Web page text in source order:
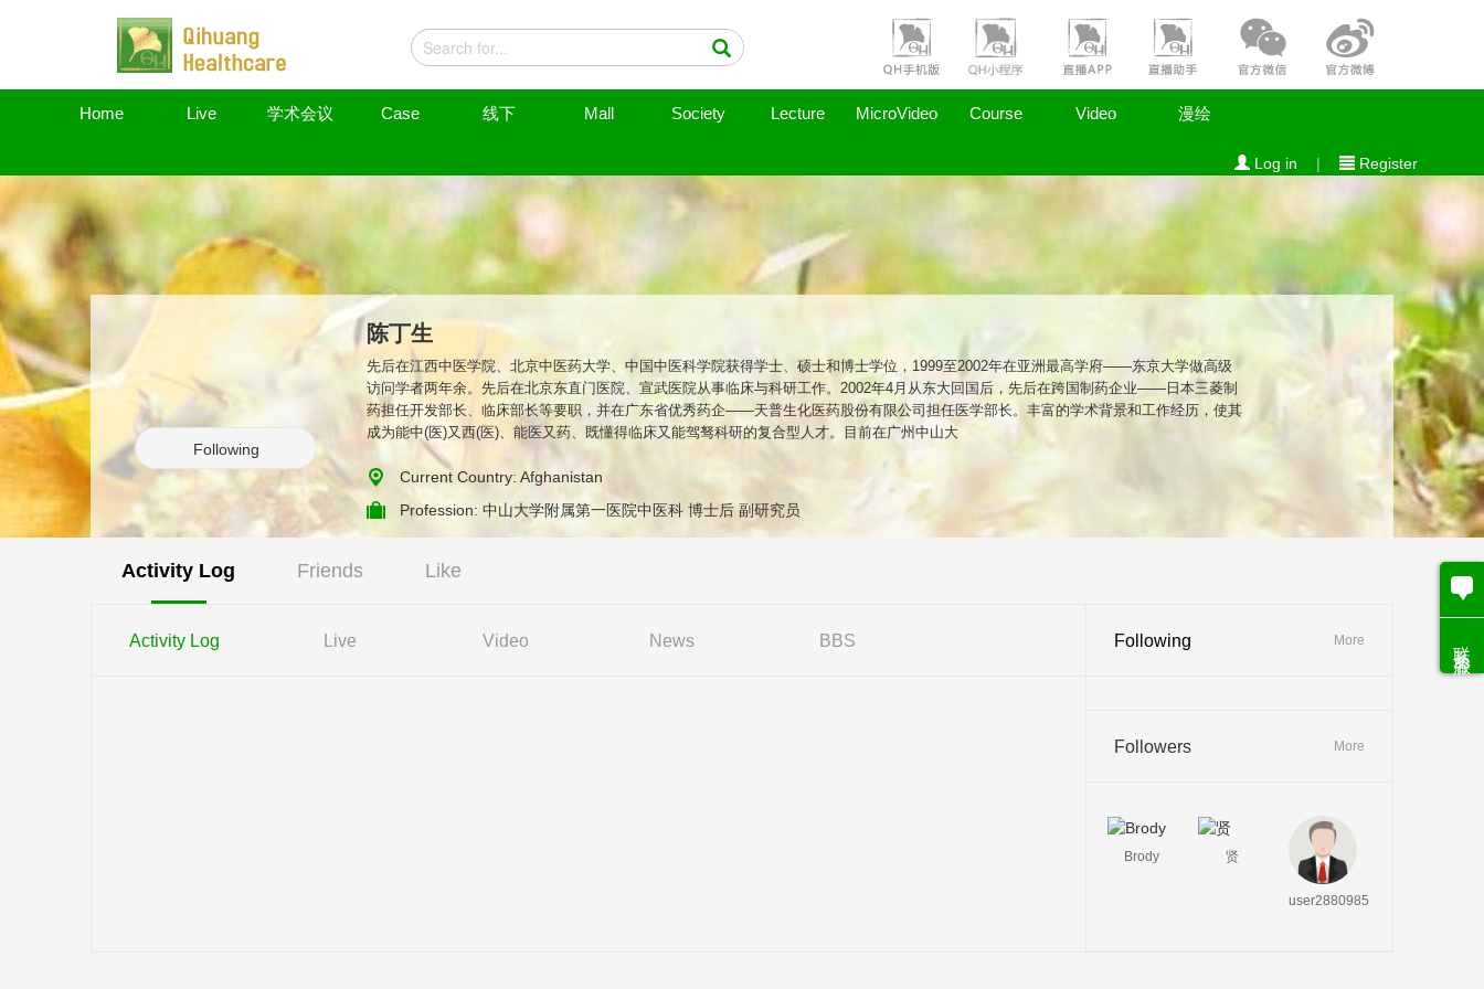
Home Live 学术会议 Case 线下 Mall Society Lecture MicroVideo Course Video 漫绘
Log in | Register
Following
陈丁生
先后在江西中医学院、北京中医药大学、中国中医科学院获得学士、硕士和博士学位，1999至2002年在亚洲最高学府——东京大学做高级
访问学者两年余。先后在北京东直门医院、宣武医院从事临床与科研工作。2002年4月从东大回国后，先后在跨国制药企业——日本三菱制
药担任开发部长、临床部长等要职，并在广东省优秀药企——天普生化医药股份有限公司担任医学部长。丰富的学术背景和工作经历，使其
成为能中(医)又西(医)、能医又药、既懂得临床又能驾驽科研的复合型人才。目前在广州中山大
Current Country: Afghanistan
Profession: 中山大学附属第一医院中医科 博士后 副研究员
Activity Log Friends Like
Activity Log Live Video News BBS Following More
Followers More
Brody 贤
user2880985